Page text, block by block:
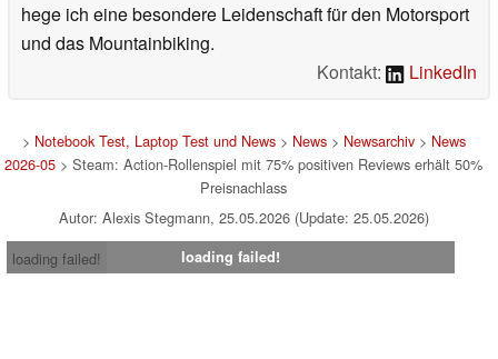
hege ich eine besondere Leidenschaft für den Motorsport
und das Mountainbiking.
Kontakt:
LinkedIn
> Notebook Test, Laptop Test und News> News> Newsarchiv> News
2026-05 > Steam: Action-Rollenspiel mit 75% positiven Reviews erhält 50%
Preisnachlass
Autor: Alexis Stegmann, 25.05.2026 (Update: 25.05.2026)
loading failed!
loading failed!